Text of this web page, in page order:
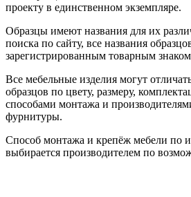
проекту в единственном экземпляре.
Образцы имеют названия для их
поиска по сайту, все названия
зарегистрированным товарным
Все мебельные изделия могут
образцов по цвету, размеру,
способами монтажа и
фурнитуры.
Способ монтажа и крепёж мебели по
выбирается производителем по